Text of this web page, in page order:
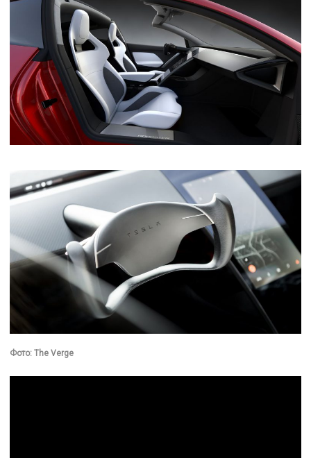
Фото: The Verge